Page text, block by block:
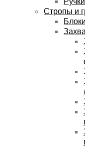
Стропы и
Блоки